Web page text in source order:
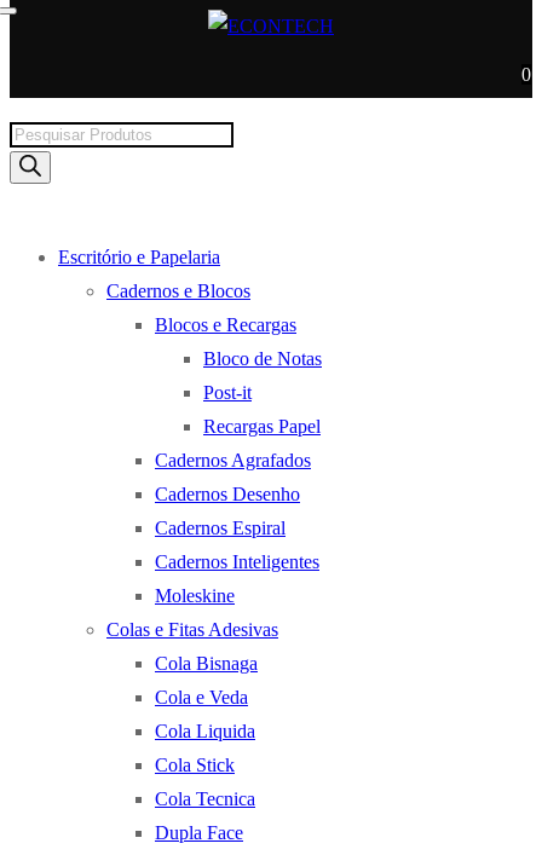
0
Products
search
Escritório e Papelaria
Cadernos e Blocos
Blocos e Recargas
Bloco de Notas
Post-it
Recargas Papel
Cadernos Agrafados
Cadernos Desenho
Cadernos Espiral
Cadernos Inteligentes
Moleskine
Colas e Fitas Adesivas
Cola Bisnaga
Cola e Veda
Cola Liquida
Cola Stick
Cola Tecnica
Dupla Face